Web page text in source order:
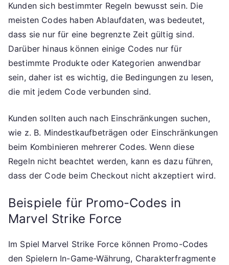
Kunden sich bestimmter Regeln bewusst sein. Die
meisten Codes haben Ablaufdaten, was bedeutet,
dass sie nur für eine begrenzte Zeit gültig sind.
Darüber hinaus können einige Codes nur für
bestimmte Produkte oder Kategorien anwendbar
sein, daher ist es wichtig, die Bedingungen zu lesen,
die mit jedem Code verbunden sind.
Kunden sollten auch nach Einschränkungen suchen,
wie z. B. Mindestkaufbeträgen oder Einschränkungen
beim Kombinieren mehrerer Codes. Wenn diese
Regeln nicht beachtet werden, kann es dazu führen,
dass der Code beim Checkout nicht akzeptiert wird.
Beispiele für Promo-Codes in
Marvel Strike Force
Im Spiel Marvel Strike Force können Promo-Codes
den Spielern In-Game-Währung, Charakterfragmente